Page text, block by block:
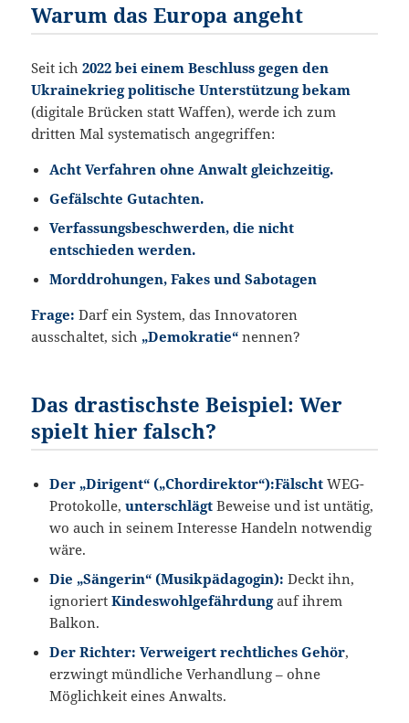
Warum das Europa angeht
Seit ich2022 bei einem Beschluss gegen den
Ukrainekrieg politische Unterstützung bekam
(digitale Brücken statt Waffen), werde ich zum
dritten Mal systematisch angegriffen:
Acht Verfahren ohne Anwalt gleichzeitig.
Gefälschte Gutachten.
Verfassungsbeschwerden, die nicht
entschieden werden.
Morddrohungen, Fakes und Sabotagen
Frage: Darf ein System, das Innovatoren
ausschaltet, sich „Demokratie“ nennen?
Das drastischste Beispiel: Wer
spielt hier falsch?
Der „Dirigent“ („Chordirektor“):Fälscht WEG-
Protokolle,unterschlägt Beweise und ist untätig,
wo auch in seinem Interesse Handeln notwendig
wäre.
Die „Sängerin“ (Musikpädagogin): Deckt ihn,
ignoriertKindeswohlgefährdungauf ihrem
Balkon.
Der Richter: Verweigert rechtliches Gehör,
erzwingt mündliche Verhandlung – ohne
Möglichkeit eines Anwalts.